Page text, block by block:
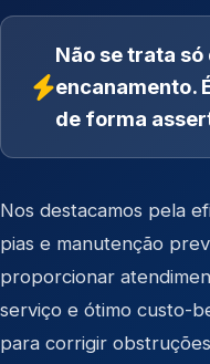
Não se trata
encanamento.
de forma
Nos destacamos pela
pias e manutenção
proporcionar
serviço e ótimo custo-
para corrigir